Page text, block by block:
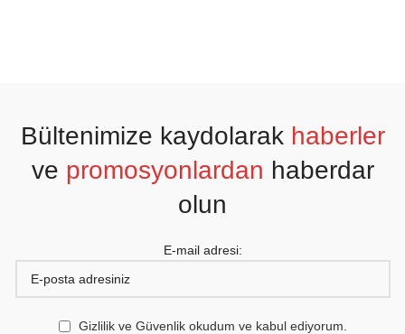
Bültenimize kaydolarak haberler
ve promosyonlardan haberdar
olun
E-mail adresi:
Gizlilik ve Güvenlik okudum ve kabul ediyorum.